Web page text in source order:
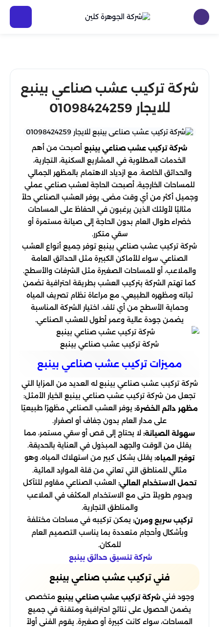
شركة تركيب عشب صناعي بينبع
للايجار 01098424259
شركة تركيب عشب صناعي بينبع أصبحت من أهم
الخدمات المطلوبة في المشاريع السكنية، التجارية،
والحدائق الخاصة. مع ازدياد الاهتمام بالمظهر الجمالي
للمساحات الخارجية، أصبحت الحاجة لعشب صناعي عملي
وجميل أكثر من أي وقت مضى. يوفر العشب الصناعي حلاً
مثاليًا لأولئك الذين يرغبون في الحفاظ على المساحات
خضراء طوال العام بدون الحاجة إلى صيانة مستمرة أو
سقي متكرر.
شركة تركيب عشب صناعي بينبع توفر جميع أنواع العشب
الصناعي، سواء للأماكن الكبيرة مثل الحدائق العامة
والملاعب، أو للمساحات الصغيرة مثل الشرفات والأسطح.
كما تهتم الشركة بتركيب العشب بطريقة احترافية تضمن
ثباته ومظهره الطبيعي، مع مراعاة نظام تصريف المياه
وحماية الأسطح من أي تلف. اختيار الشركة المناسبة
يضمن جودة عالية وعمر أطول للعشب الصناعي.
شركة تركيب عشب صناعي بينبع
مميزات تركيب عشب صناعي بينبع
شركة تركيب عشب صناعي بينبع له العديد من المزايا التي
تجعل من شركة تركيب عشب صناعي بينبع الخيار الأمثل:
مظهر دائم الخضرة: يوفر العشب الصناعي مظهرًا طبيعيًا
على مدار العام بدون جفاف أو اصفرار.
سهولة الصيانة: لا يحتاج إلى قص أو سقي مستمر، مما
يقلل من الوقت والجهد المبذول في العناية بالحديقة.
توفير المياه: يقلل بشكل كبير من استهلاك المياه، وهو
مثالي للمناطق التي تعاني من قلة الموارد المائية.
تحمل الاستخدام العالي: العشب الصناعي مقاوم للتآكل
ويدوم طويلاً حتى مع الاستخدام المكثف في الملاعب
والمناطق التجارية.
تركيب سريع ومرن: يمكن تركيبه في مساحات مختلفة
وبأشكال وأحجام متعددة بما يناسب التصميم العام
للمكان.
شركة تنسيق حدائق بينبع
فني تركيب عشب صناعي بينبع
وجود فني شركة تركيب عشب صناعي بينبع متخصص
يضمن الحصول على نتائج احترافية ومتقنة في جميع
المساحات، سواء كانت كبيرة أو صغيرة. يقوم الفني أولاً